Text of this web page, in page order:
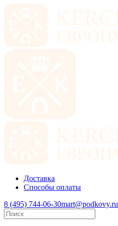
Доставка
Способы оплаты
8 (495) 744-06-30mart@podkovy.ru